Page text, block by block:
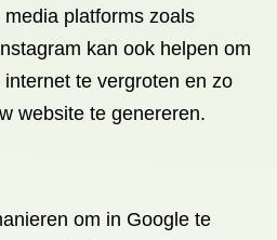
platforms zoals
kan ook helpen om
te vergroten en zo
website te genereren.
om in Google te